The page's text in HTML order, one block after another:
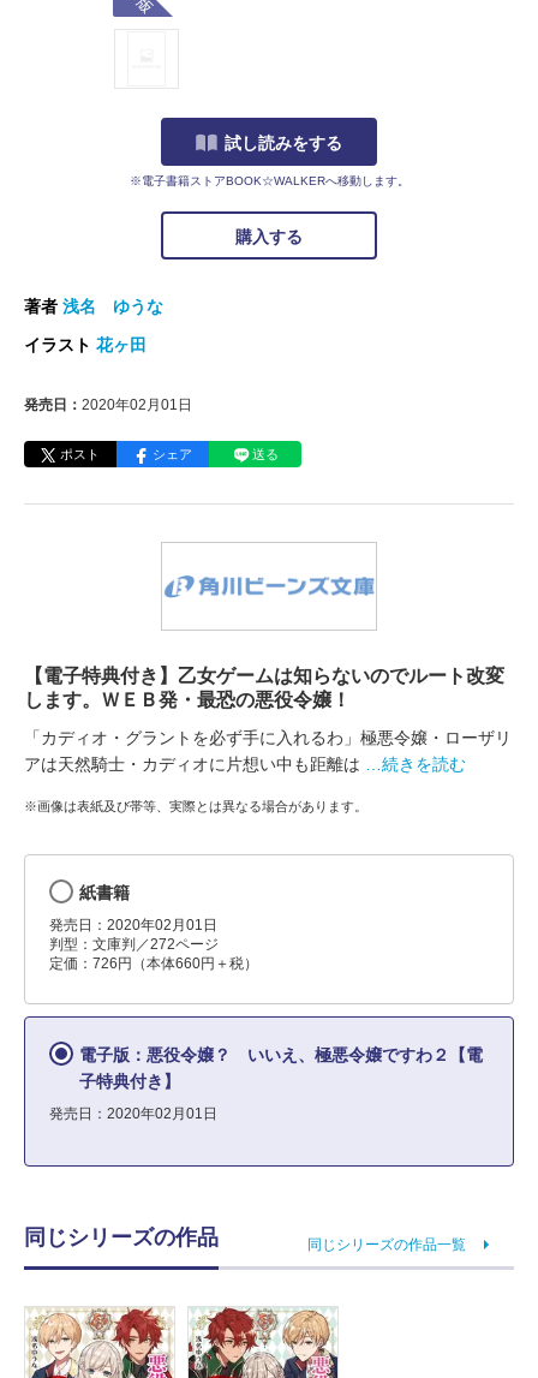
試し読みをする
※電子書籍ストアBOOK☆WALKERへ移動します。
購入する
著者 浅名 ゆうな
イラスト 花ヶ田
発売日： 2020年02月01日
ポスト シェア 送る
【電子特典付き】乙女ゲームは知らないのでルート改変
します。ＷＥＢ発・最恐の悪役令嬢！
「カディオ・グラントを必ず手に入れるわ」極悪令嬢・ローザリ
アは天然騎士・カディオに片想い中も距離は
…続きを読む
※画像は表紙及び帯等、実際とは異なる場合があります。
紙書籍
発売日：2020年02月01日
判型：文庫判／272ページ
定価：726円（本体660円＋税）
電子版：悪役令嬢？ いいえ、極悪令嬢ですわ２【電
子特典付き】
発売日：2020年02月01日
同じシリーズの作品 同じシリーズの作品一覧